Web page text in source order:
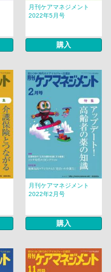
月刊ケアマネジメント
2022年5月号
購入
月刊ケアマネジメント
2022年2月号
購入